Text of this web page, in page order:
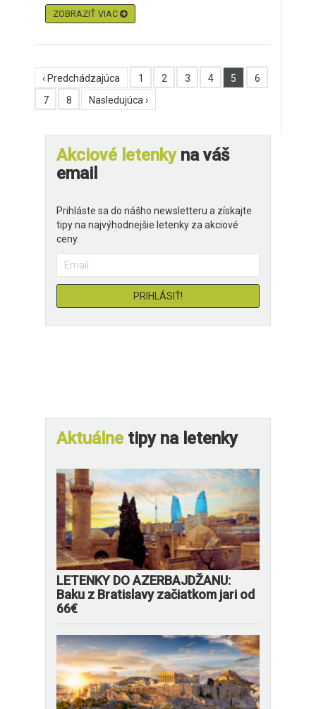
ZOBRAZIŤ VIAC
‹ Predchádzajúca 1 2 3 4 5
6
7
8 Nasledujúca ›
Akciové letenkyna váš
email
Prihláste sa do nášho newsletteru a získajte
tipy na najvýhodnejšie letenky za akciové
ceny.
Aktuálne tipy na letenky
LETENKY DO AZERBAJDŽANU:
Baku z Bratislavy začiatkom jari od
66€